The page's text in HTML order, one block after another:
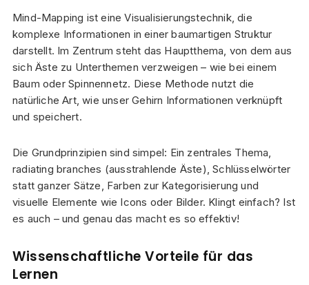
Mind-Mapping ist eine Visualisierungstechnik, die
komplexe Informationen in einer baumartigen Struktur
darstellt. Im Zentrum steht das Hauptthema, von dem aus
sich Äste zu Unterthemen verzweigen – wie bei einem
Baum oder Spinnennetz. Diese Methode nutzt die
natürliche Art, wie unser Gehirn Informationen verknüpft
und speichert.
Die Grundprinzipien sind simpel: Ein zentrales Thema,
radiating branches (ausstrahlende Äste), Schlüsselwörter
statt ganzer Sätze, Farben zur Kategorisierung und
visuelle Elemente wie Icons oder Bilder. Klingt einfach? Ist
es auch – und genau das macht es so effektiv!
Wissenschaftliche Vorteile für das
Lernen